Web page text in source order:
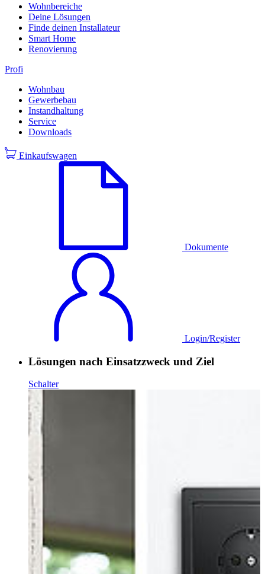
Wohnbereiche
Deine Lösungen
Finde deinen Installateur
Smart Home
Renovierung
Profi
Wohnbau
Gewerbebau
Instandhaltung
Service
Downloads
Einkaufswagen
Dokumente
Login/Register
Lösungen nach Einsatzzweck und Ziel
Schalter